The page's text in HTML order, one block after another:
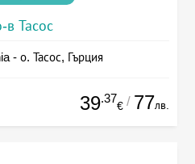
в Тасос
- о. Тасос, Гърция
39.37
€ / 77лв.